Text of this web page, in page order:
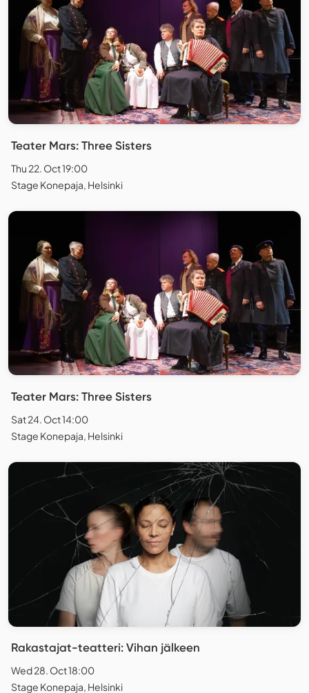
Teater Mars: Three Sisters
Thu 22. Oct 19:00
Stage Konepaja, Helsinki
Teater Mars: Three Sisters
Sat 24. Oct 14:00
Stage Konepaja, Helsinki
Rakastajat-teatteri: Vihan jälkeen
Wed 28. Oct 18:00
Stage Konepaja, Helsinki